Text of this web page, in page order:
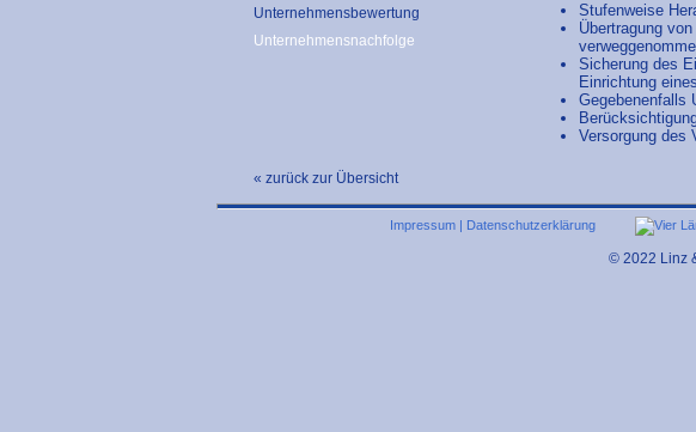
Unternehmensbewertung
Unternehmensnachfolge
« zurück zur Übersicht
Stufenweise
Übertragung
Sicherung des
Einrichtung
Gegebenenfalls
Versorgung des
Impressum | Datenschutzerklärung
© 2022 Linz